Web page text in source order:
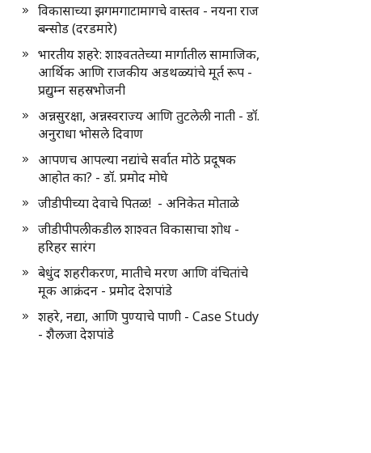
विकासाच्या झगमगाटामागचे वास्तव - नयना राज
बन्सोड (दरडमारे)
भारतीय शहरे: शाश्वततेच्या मार्गातील सामाजिक,
आर्थिक आणि राजकीय अडथळ्यांचे मूर्त रूप -
प्रद्युम्न सहस्रभोजनी
अन्नसुरक्षा, अन्नस्वराज्य आणि तुटलेली नाती - डॉ.
अनुराधा भोसले दिवाण
आपणच आपल्या नद्यांचे सर्वात मोठे प्रदूषक
आहोत का? - डॉ. प्रमोद मोघे
जीडीपीच्या देवाचे पितळ! - अनिकेत मोताळे
जीडीपीपलीकडील शाश्वत विकासाचा शोध -
हरिहर सारंग
बेधुंद शहरीकरण, मातीचे मरण आणि वंचितांचे
मूक आक्रंदन - प्रमोद देशपांडे
शहरे, नद्या, आणि पुण्याचे पाणी - Case Study
- शैलजा देशपांडे